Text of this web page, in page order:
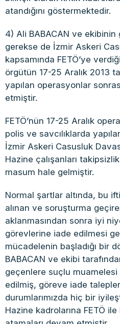
atandığını göstermektedir.
4) Ali BABACAN ve
gerekse de İzmir Askeri
kapsamında FETÖ’ye
örgütün 17-25 Aralık 2013
yapılan operasyonlar
etmiştir.
FETÖ’nün 17-25 Aralık
polis ve savcılıklarda
İzmir Askeri Casusluk
Hazine çalışanları
masum hale gelmiştir.
Normal şartlar altında, bu
alınan ve soruşturma
aklanmasından sonra iyi
görevlerine iade edilmesi
mücadelenin başladığı bir
BABACAN ve ekibi
geçenlere suçlu muamelesi
edilmiş, göreve iade
durumlarımızda hiç bir
Hazine kadrolarına FETÖ